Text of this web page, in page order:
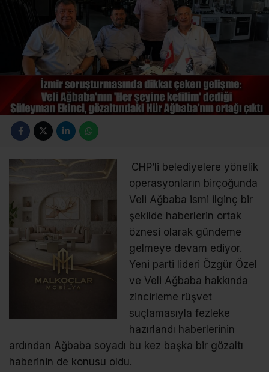
CHP’li belediyelere yönelik
operasyonların birçoğunda
Veli Ağbaba ismi ilginç bir
şekilde haberlerin ortak
öznesi olarak gündeme
gelmeye devam ediyor.
Yeni parti lideri Özgür Özel
ve Veli Ağbaba hakkında
zincirleme rüşvet
suçlamasıyla fezleke
hazırlandı haberlerinin
ardından Ağbaba soyadı bu kez başka bir gözaltı
haberinin de konusu oldu.